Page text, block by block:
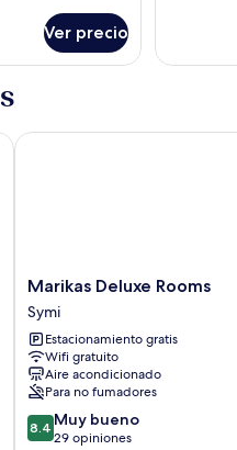
Ver precio
SeaView
Marikas
Deluxe
Rooms
Symi
Marikas Deluxe Rooms
Symi
Estacionamiento gratis
Wifi gratuito
Aire acondicionado
Para no fumadores
8.4
de
8.4 Muy bueno
29 opiniones
Marikas Deluxe Rooms